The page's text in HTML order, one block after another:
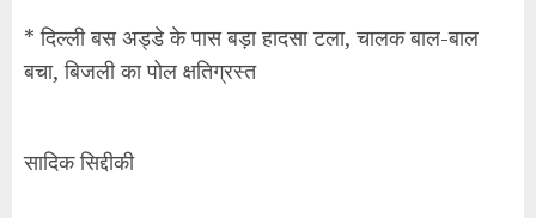
* दिल्ली बस अड्डे के पास बड़ा हादसा टला, चालक बाल-बाल
बचा, बिजली का पोल क्षतिग्रस्त
सादिक सिद्दीकी